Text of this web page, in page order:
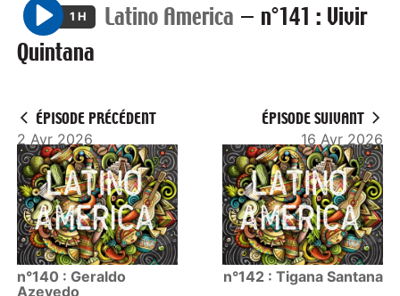
P
l
1 H Latino America — n°141 : Vivir
Quintana
ÉPISODE PRÉCÉDENT
2 Avr 2026
n°140 : Geraldo
Azevedo
ÉPISODE SUIVANT
16 Avr 2026
n°142 : Tigana Santana